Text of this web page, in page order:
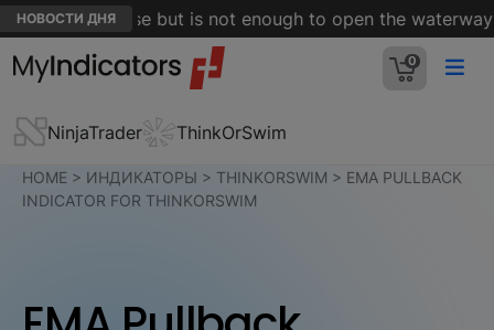
НОВОСТИ ДНЯis close but is not enough to open the waterway -
0
NinjaTrader ThinkOrSwim
HOME > ИНДИКАТОРЫ > THINKORSWIM > EMA PULLBACK
INDICATOR FOR THINKORSWIM